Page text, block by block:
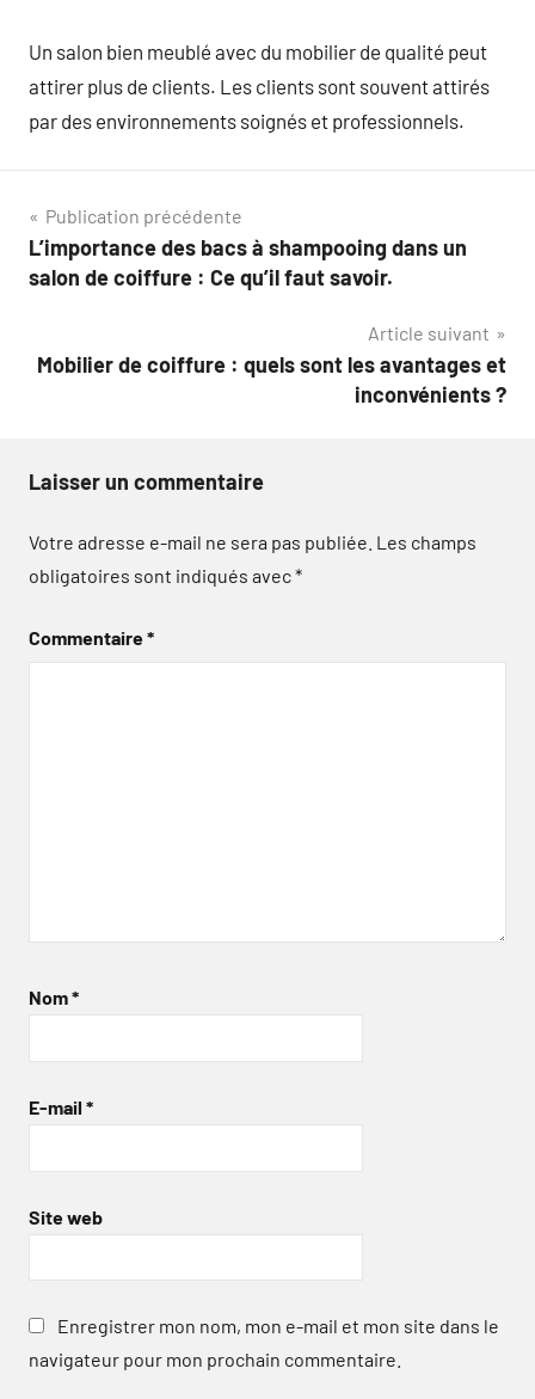
Un salon bien meublé avec du mobilier de qualité peut
attirer plus de clients. Les clients sont souvent attirés
par des environnements soignés et professionnels.
Navigation
de
Publication précédente
L’importance des bacs à shampooing dans un
salon de coiffure : Ce qu’il faut savoir.
Article suivant
Mobilier de coiffure : quels sont les avantages et
inconvénients ?
Laisser un commentaire
Votre adresse e-mail ne sera pas publiée. Les champs
obligatoires sont indiqués avec*
Commentaire*
Nom*
E-mail *
Site web
Enregistrer mon nom, mon e-mail et mon site dans le
navigateur pour mon prochain commentaire.